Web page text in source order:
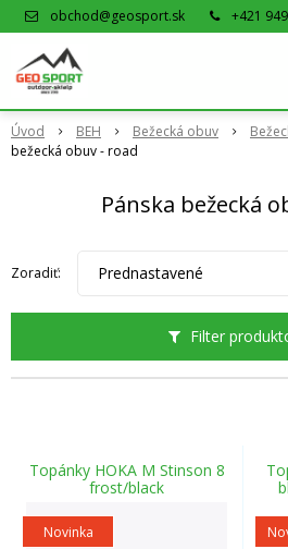
obchod@geosport.sk +421
Úvod BEH Bežecká obuv
bežecká obuv - road
Pánska bežecká
Filter
Zoradiť: Prednastavené
Topánky HOKA M Stinson 8
frost/black
Novinka